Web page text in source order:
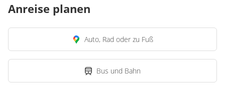
Anreise planen
Auto, Rad oder zu Fuß
Bus und Bahn